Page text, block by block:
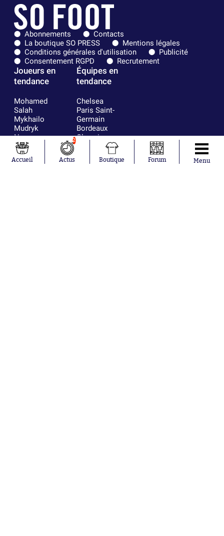
Abonnements
Contacts
La boutique SO PRESS
Mentions légales
Conditions générales d'utilisation
Publicité
Consentement RGPD
Recrutement
Joueurs en
tendance
Mohamed
Salah
Mykhailo
Mudryk
Neymar
Khalis Merah
Loïs Openda
Moussa
Équipes en
tendance
Chelsea
Paris Saint-
Germain
Bordeaux
Olympique
Real Madrid
Accueil
2
Actus Boutique Forum Menu